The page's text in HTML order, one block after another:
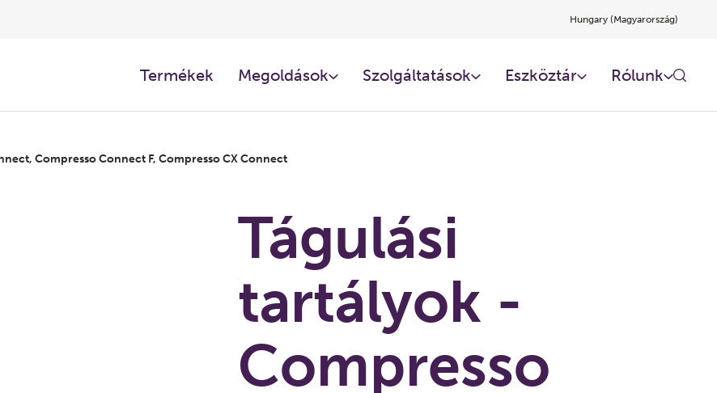
Hungary (Magyarország)
Termékek Megoldások Szolgáltatások Eszköztár Rólunk
Compresso Connect F, Compresso CX Connect
Tágulási
tartályok -
Compresso